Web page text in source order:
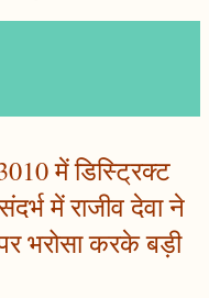
में डिस्ट्रिक्ट
में राजीव देवा ने
भरोसा करके बड़ी